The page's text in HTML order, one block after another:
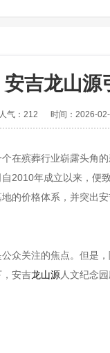
吉龙山源
人气：212 时间：2026-
个在殡葬行业崭露头角
2010年成立以来，便
的价格体系，并突出
众关注的焦点。但是
，安吉龙山源人文纪念